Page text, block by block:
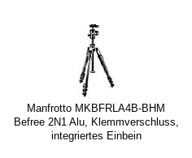
Manfrotto MKBFRLA4B-BHM
Befree 2N1 Alu, Klemmverschluss,
integriertes Einbein